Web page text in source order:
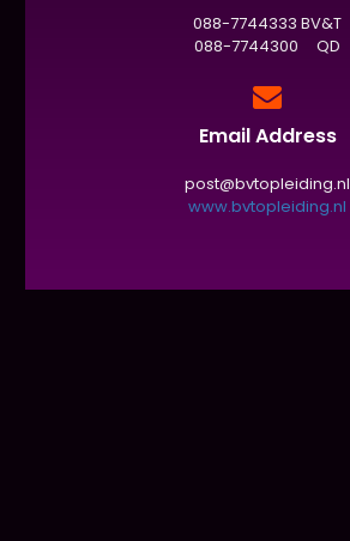
088-7744333 BV&T
088-7744300 QD
Email Address
post@bvtopleiding.nl
www.bvtopleiding.nl